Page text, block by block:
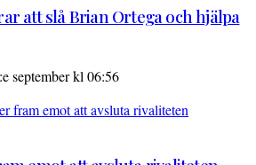
att slå Brian Ortega och hjälpa
september kl 06:56